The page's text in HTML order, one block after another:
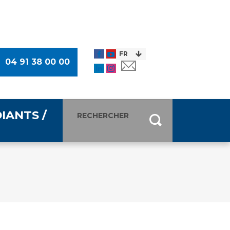
04 91 38 00 00
/